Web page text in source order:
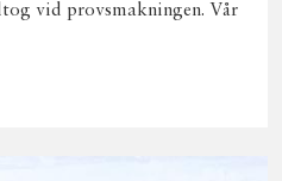
vid provsmakningen. Vår